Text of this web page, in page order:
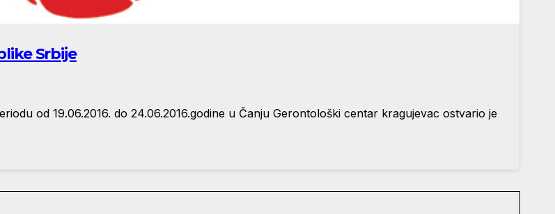
Srbije
od 19.06.2016. do 24.06.2016.godine u Čanju Gerontološki centar kragujevac ostvario je